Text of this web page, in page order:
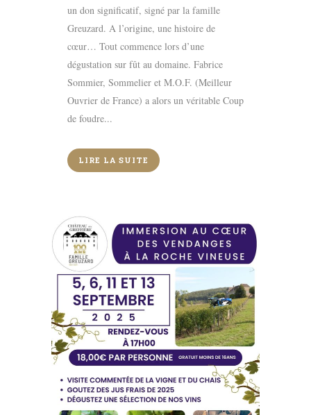
un don significatif, signé par la famille
Greuzard. A l’origine, une histoire de
cœur… Tout commence lors d’une
dégustation sur fût au domaine. Fabrice
Sommier, Sommelier et M.O.F. (Meilleur
Ouvrier de France) a alors un véritable Coup
de foudre...
LIRE LA SUITE